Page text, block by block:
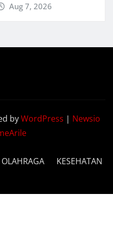
Aug 7, 2026
byWordPress | Newsio
OLAHRAGA KESEHATAN